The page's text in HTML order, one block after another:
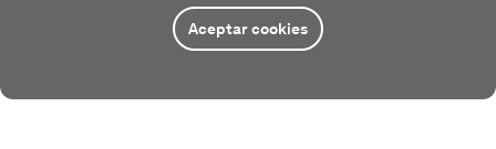
Aceptar cookies